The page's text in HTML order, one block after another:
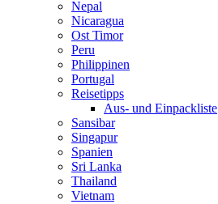
Nepal
Nicaragua
Ost Timor
Peru
Philippinen
Portugal
Reisetipps
Aus- und Einpackliste
Sansibar
Singapur
Spanien
Sri Lanka
Thailand
Vietnam